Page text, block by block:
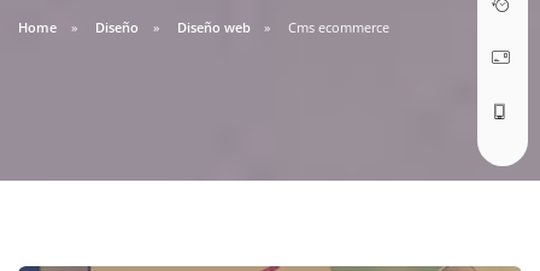
Home Diseño Diseño web Cms ecommerceABRIR TICKET